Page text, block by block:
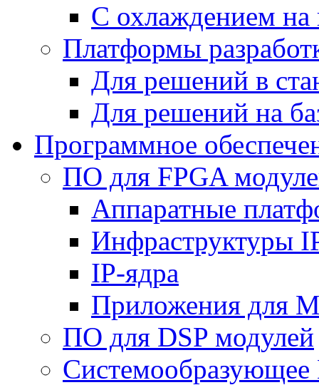
С охлаждением на
Платформы
Для решений в
Для решений на
Программное
ПО для FPGA
Аппаратные
Инфраструктуры
IP-ядра
Приложения для
ПО для DSP модулей